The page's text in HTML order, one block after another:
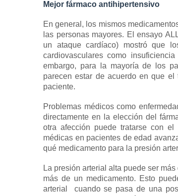
Mejor fármaco antihipertensivo
En general, los mismos
las personas mayores. El ensayo
un ataque cardíaco) mostró que
cardiovasculares como
embargo, para la mayoría de los
parecen estar de acuerdo en que
paciente.
Problemas médicos como
directamente en la elección del
otra afección puede tratarse con
médicas en pacientes de edad
qué medicamento para la presión
La presión arterial alta puede ser
más de un medicamento. Esto
arterial
cuando se pasa de una